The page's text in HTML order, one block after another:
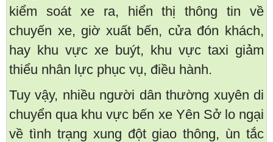
kiểm soát xe ra, hiển thị thông tin về
chuyến xe, giờ xuất bến, cửa đón khách,
hay khu vực xe buýt, khu vực taxi giảm
thiểu nhân lực phục vụ, điều hành.
Tuy vậy, nhiều người dân thường xuyên di
chuyển qua khu vực bến xe Yên Sở lo ngại
về tình trạng xung đột giao thông, ùn tắc